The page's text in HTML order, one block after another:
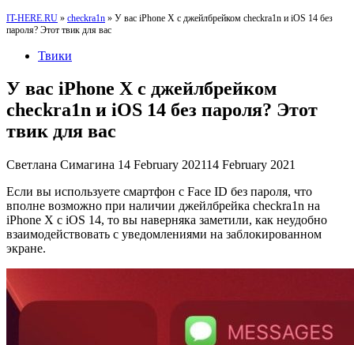
IT-HERE.RU » checkra1n » У вас iPhone X с джейлбрейком checkra1n и iOS 14 без
пароля? Этот твик для вас
Твики
У вас iPhone X с джейлбрейком
checkra1n и iOS 14 без пароля? Этот
твик для вас
Светлана Симагина 14 February 202114 February 2021
Если вы используете смартфон с Face ID без пароля, что
вполне возможно при наличии джейлбрейка checkra1n на
iPhone X с iOS 14, то вы наверняка заметили, как неудобно
взаимодействовать с уведомлениями на заблокированном
экране.